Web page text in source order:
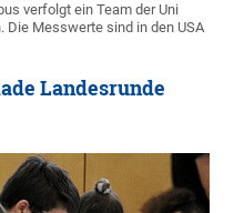
verfolgt ein Team der Uni
Die Messwerte sind in den USA
Landesrunde